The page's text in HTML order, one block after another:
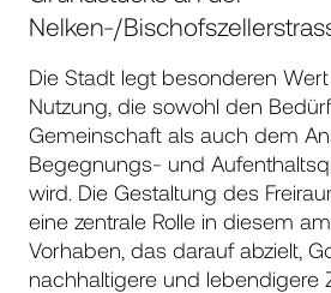
Nelken-/
Die Stadt legt besonderen
Nutzung, die sowohl den
Gemeinschaft als auch dem
Begegnungs- und
wird. Die Gestaltung des
eine zentrale Rolle in diesem
Vorhaben, das darauf abzielt,
nachhaltigere und lebendigere